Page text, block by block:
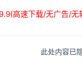
高速下载/无广告/无
此处内容已